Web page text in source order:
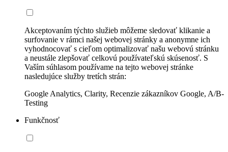
Akceptovaním týchto služieb môžeme sledovať klikanie a
surfovanie v rámci našej webovej stránky a anonymne ich
vyhodnocovať s cieľom optimalizovať našu webovú stránku
a neustále zlepšovať celkovú používateľskú skúsenosť. S
Vaším súhlasom používame na tejto webovej stránke
nasledujúce služby tretích strán:
Google Analytics, Clarity, Recenzie zákazníkov Google, A/B-
Testing
Funkčnosť